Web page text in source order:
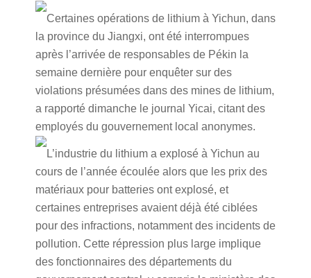
Certaines opérations de lithium à Yichun, dans
la province du Jiangxi, ont été interrompues
après l’arrivée de responsables de Pékin la
semaine dernière pour enquêter sur des
violations présumées dans des mines de lithium,
a rapporté dimanche le journal Yicai, citant des
employés du gouvernement local anonymes.
L’industrie du lithium a explosé à Yichun au
cours de l’année écoulée alors que les prix des
matériaux pour batteries ont explosé, et
certaines entreprises avaient déjà été ciblées
pour des infractions, notamment des incidents de
pollution. Cette répression plus large implique
des fonctionnaires des départements du